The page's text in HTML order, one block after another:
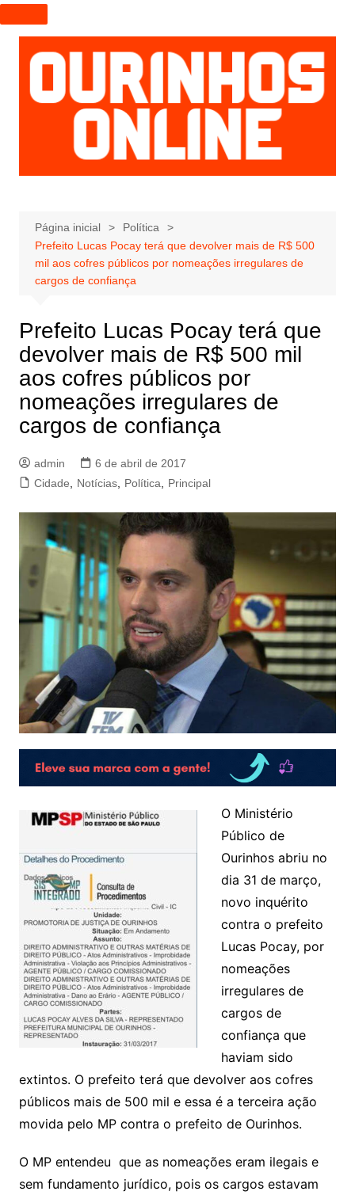
I
r
p
a
r
a
e
ú
d
o
Página inicial
Política
Prefeito Lucas Pocay terá que devolver mais de R$ 500
mil aos cofres públicos por nomeações irregulares de
cargos de confiança
Prefeito Lucas Pocay terá que
devolver mais de R$ 500 mil
aos cofres públicos por
nomeações irregulares de
cargos de confiança
admin
6 de abril de 2017
Cidade
Notícias, Política Principal
O Ministério
Público de
Ourinhos abriu no
dia 31 de março,
novo inquérito
contra o prefeito
Lucas Pocay, por
nomeações
irregulares de
cargos de
confiança que
haviam sido
extintos. O prefeito terá que devolver aos cofres
públicos mais de 500 mil e essa é a terceira ação
movida pelo MP contra o prefeito de Ourinhos.
O MP entendeu que as nomeações eram ilegais e
sem fundamento jurídico, pois os cargos estavam